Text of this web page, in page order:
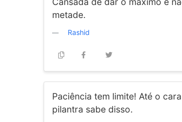
metade.
Rashid
Paciência tem limite! Até o
pilantra sabe disso.